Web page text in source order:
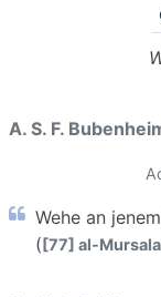
A. S. F.
Wehe an
([77] al-